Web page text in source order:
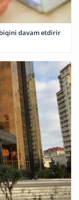
davam etdirir